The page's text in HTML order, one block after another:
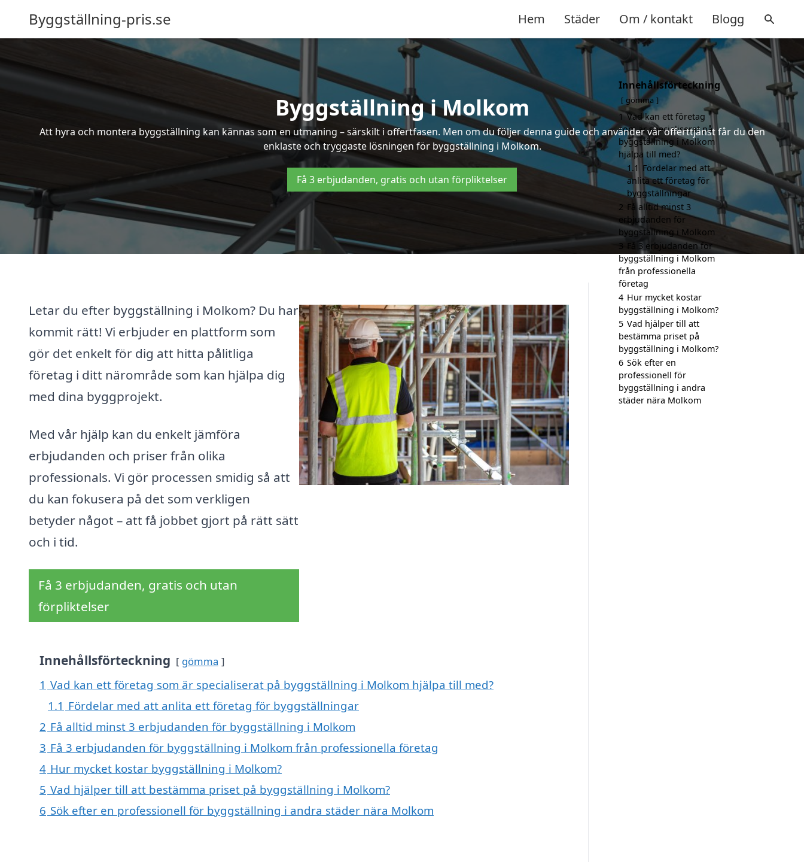
Byggställning-pris.se Hem Städer Om / kontakt Blogg
Byggställning i Molkom
Att hyra och montera byggställning kan kännas som en utmaning – särskilt i offertfasen. Men om du följer denna guide och använder vår offerttjänst får du den
enklaste och tryggaste lösningen för byggställning i Molkom.
Få 3 erbjudanden, gratis och utan förpliktelser
Letar du efter byggställning i Molkom? Du har
kommit rätt! Vi erbjuder en plattform som
gör det enkelt för dig att hitta pålitliga
företag i ditt närområde som kan hjälpa dig
med dina byggprojekt.
Med vår hjälp kan du enkelt jämföra
erbjudanden och priser från olika
professionals. Vi gör processen smidig så att
du kan fokusera på det som verkligen
betyder något – att få jobbet gjort på rätt sätt
och i tid.
Få 3 erbjudanden, gratis och utan
förpliktelser
Innehållsförteckning gömma
1 Vad kan ett företag som är specialiserat på byggställning i Molkom hjälpa till med?
1.1 Fördelar med att anlita ett företag för byggställningar
2 Få alltid minst 3 erbjudanden för byggställning i Molkom
3 Få 3 erbjudanden för byggställning i Molkom från professionella företag
4 Hur mycket kostar byggställning i Molkom?
5 Vad hjälper till att bestämma priset på byggställning i Molkom?
6 Sök efter en professionell för byggställning i andra städer nära Molkom
Innehållsförteckning
gömma
1 Vad kan ett företag
som är specialiserat på
byggställning i Molkom
hjälpa till med?
1.1 Fördelar med att
anlita ett företag för
byggställningar
2 Få alltid minst 3
erbjudanden för
byggställning i Molkom
3 Få 3 erbjudanden för
byggställning i Molkom
från professionella
företag
4 Hur mycket kostar
byggställning i Molkom?
5 Vad hjälper till att
bestämma priset på
byggställning i Molkom?
6 Sök efter en
professionell för
byggställning i andra
städer nära Molkom